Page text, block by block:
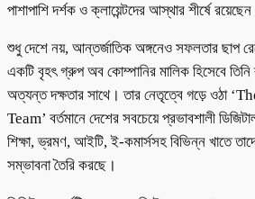
পাশাপাশি দর্শক ও ক্লায়েন্টদের আস্থার শীর্ষে
শুধু দেশে নয়, আন্তর্জাতিক অঙ্গনেও সফলতার ছাপ
একটি বৃহৎ গ্রুপ অব কোম্পানির মালিক হিসেবে তিনি
অত্যন্ত দক্ষতার সাথে। তার নেতৃত্বে গড়ে ওঠা
Team’ বর্তমানে দেশের সবচেয়ে প্রভাবশালী
শিক্ষা, ভ্রমণ, আইটি, ই-কমার্সসহ বিভিন্ন খাতে
সম্ভাবনা তৈরি করছে।